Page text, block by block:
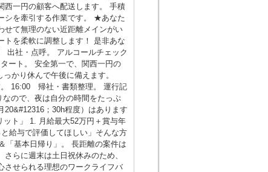
西一円の顧客へ配送します。 手積
シを牽引する作業です。 ★あなた
せて無理のない近距離メインがい
トを柔軟に調整します！ 是非あな
出社・点呼。 アルコールチェック
ート。 安全第一で、関西一円の
かり休んで午後に備えます。
16:00 帰社・書類整理。 運行記
ので、夜は自分の時間をたっぷ
；30h程度）はあります
ト」 1. 月給最大52万円＋賞与年
給与で評価してほしい」そんな方
「基本日帰り」。 長距離の案件は
らに週末は土日祝休みのため、
させられる理想のワークライフバ